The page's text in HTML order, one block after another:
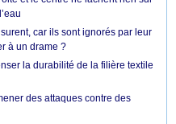
car ils sont ignorés par leur
à un drame ?
la durabilité de la filière textile
des attaques contre des